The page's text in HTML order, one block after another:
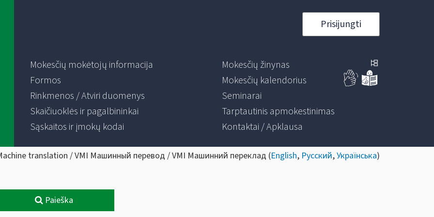
Prisijungti
Mokesčių mokėtojų informacija
Formos
Rinkmenos / Atviri duomenys
Skaičiuoklės ir pagalbininkai
Sąskaitos ir įmokų kodai
Mokesčių žinynas
Mokesčių kalendorius
Seminarai
Tarptautinis apmokestinimas
Kontaktai / Apklausa
translation / VMI Машинный перевод / VMI Машинний переклад (English, Русский,Українська)
Paieška